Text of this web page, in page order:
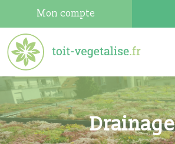
Mon compte
Drainage